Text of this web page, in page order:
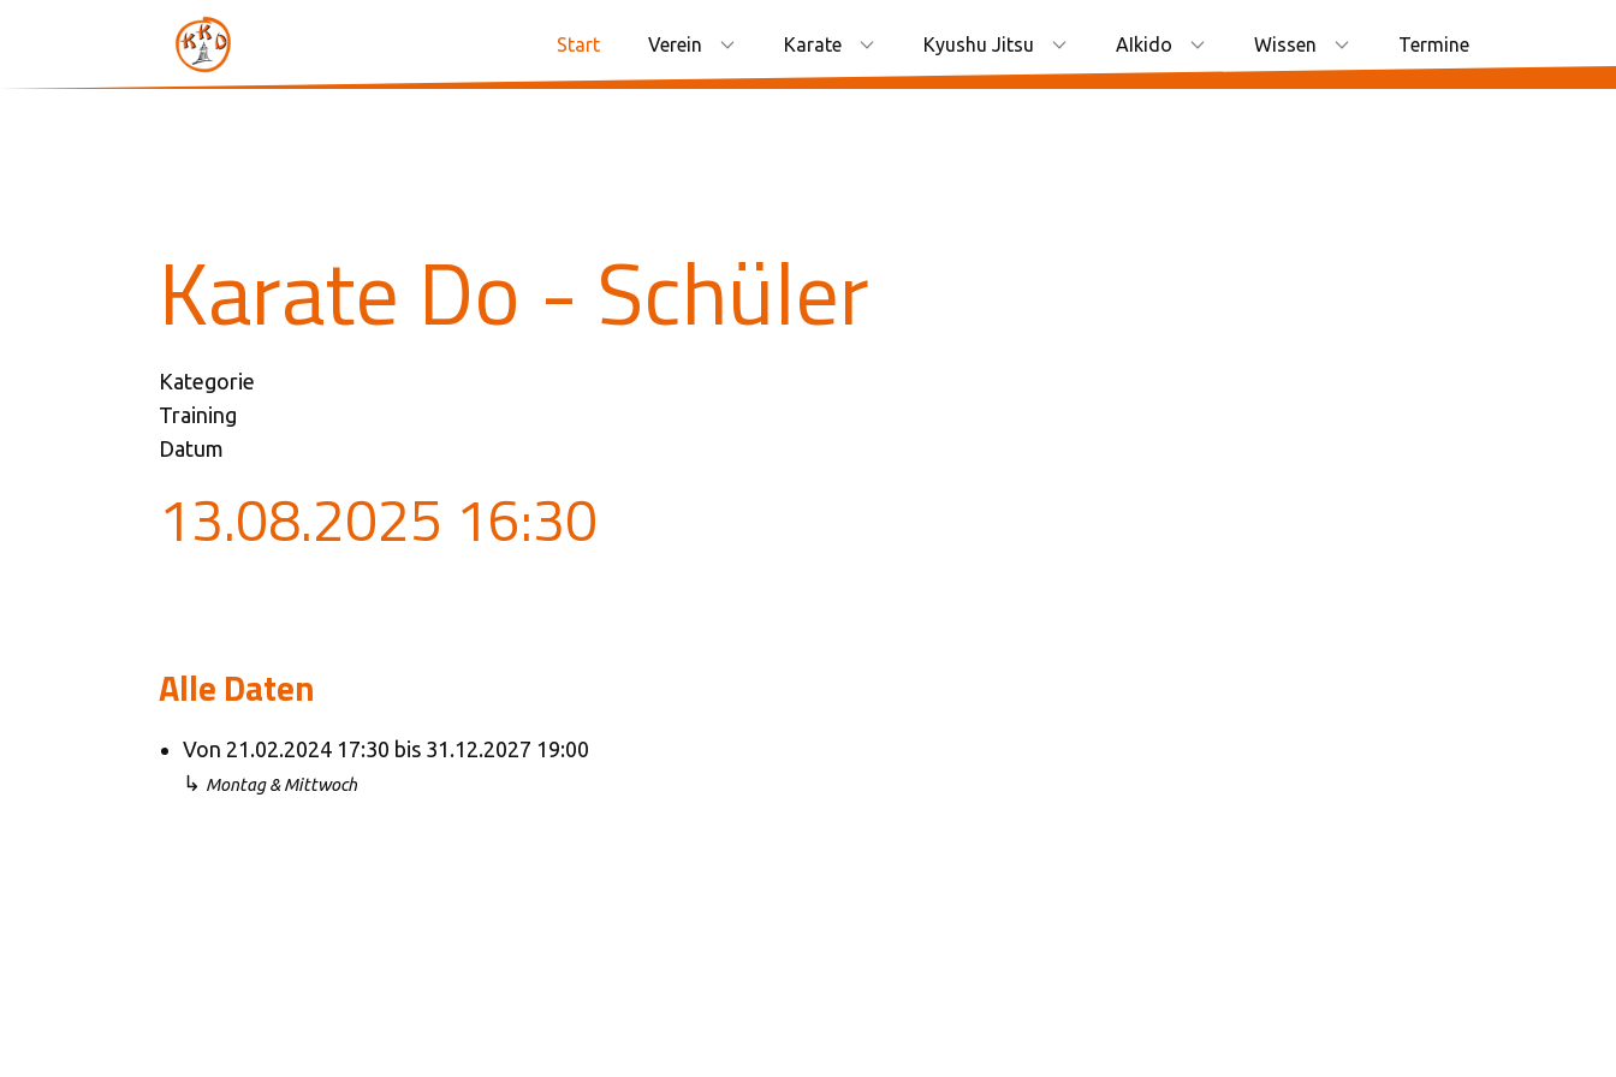
Start Verein Karate Kyushu Jitsu AIkido Wissen Termine
Karate Do - Schüler
Kategorie
Training
Datum
13.08.2025 16:30
Alle Daten
Von 21.02.2024 17:30 bis 31.12.2027 19:00
↳ Montag & Mittwoch